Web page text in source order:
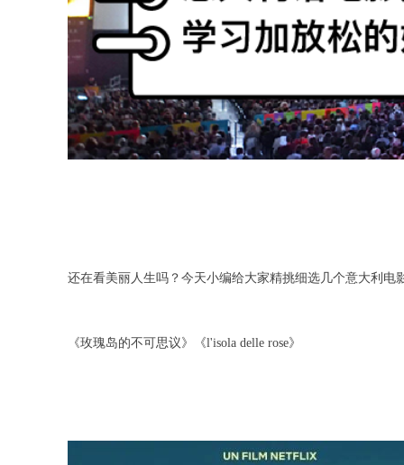
还在看美丽人生吗？今天小编给大家精挑细选几个意大利
《玫瑰岛的不可思议》《l'isola delle rose》